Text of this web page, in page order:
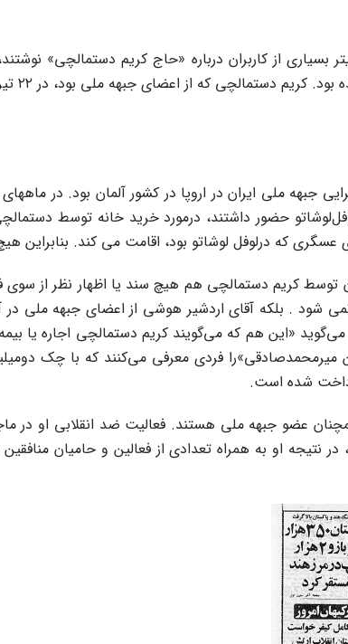
سالگرد ورود آیت‌الله خمینی در ۱۲ بهمن ۵۷ در توئیتر بسیاری از کاربران
جبهه ملی ایران در اروپا در کشور آلمان بود. در
حضور داشتند، درمورد خرید خانه توسط
که درلوفل لوشاتو بود، اقامت می کند. بنابراین
توسط کریم دستمالچی هم هیچ سند یا اظهار نظر از
شود . بلکه آقای اردشیر هوشی از اعضای جبهه ملی
می‌گوید «این هم که می‌گویند کریم دستمالچی اجاره
میرمحمدصادقی»را فردی معرفی می‌کنند که با چک
شده است.
در 30 خرداد، به اوج می رسد، در نتیجه او به همراه تعدادی از